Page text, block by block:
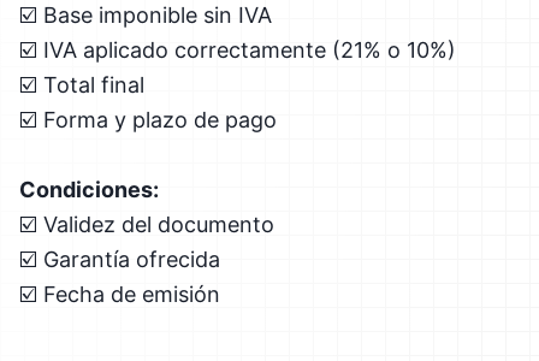
☑️ Base imponible sin IVA
☑️ IVA aplicado correctamente (21% o 10%)
☑️ Total final
☑️ Forma y plazo de pago
Condiciones:
☑️ Validez del documento
☑️ Garantía ofrecida
☑️ Fecha de emisión